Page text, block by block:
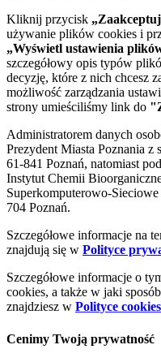
Kliknij przycisk
używanie plików cookies i
„Wyświetl ustawienia
szczegółowy opis typów
decyzję, które z nich chcesz
możliwość zarządzania
strony umieściliśmy link do
Administratorem danych
Prezydent Miasta Poznania
61-841 Poznań, natomiast
Instytut Chemii
Superkomputerowo-
704 Poznań.
Szczegółowe informacje na
znajdują się w Polityce
Szczegółowe informacje o
cookies, a także w jaki
znajdziesz w Polityce cookies
Cenimy Twoją prywatność